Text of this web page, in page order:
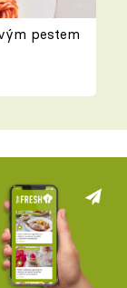
pestem